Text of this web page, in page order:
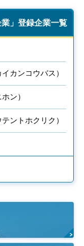
業」登録企業一覧
カンコウバス）
ン）
ントホクリク）